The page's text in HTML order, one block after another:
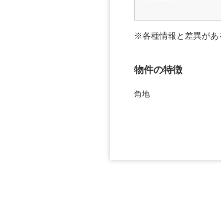
※各種情報と差異があ
物件の特徴
角地